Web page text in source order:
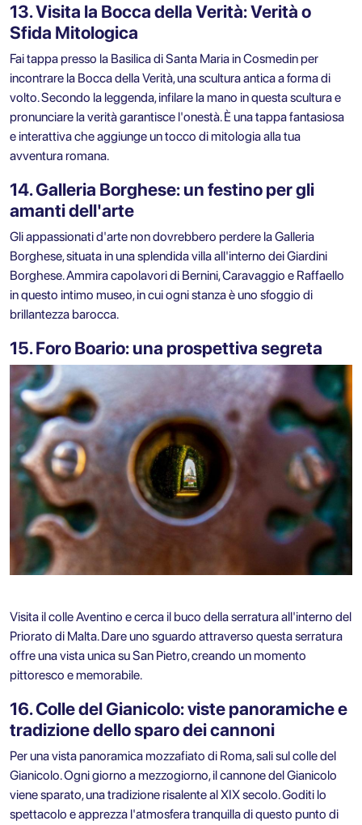
13. Visita la Bocca della Verità: Verità o
Sfida Mitologica
Fai tappa presso la Basilica di Santa Maria in Cosmedin per
incontrare la Bocca della Verità, una scultura antica a forma di
volto. Secondo la leggenda, infilare la mano in questa scultura e
pronunciare la verità garantisce l'onestà. È una tappa fantasiosa
e interattiva che aggiunge un tocco di mitologia alla tua
avventura romana.
14. Galleria Borghese: un festino per gli
amanti dell'arte
Gli appassionati d'arte non dovrebbero perdere la Galleria
Borghese, situata in una splendida villa all'interno dei Giardini
Borghese. Ammira capolavori di Bernini, Caravaggio e Raffaello
in questo intimo museo, in cui ogni stanza è uno sfoggio di
brillantezza barocca.
15. Foro Boario: una prospettiva segreta
Visita il colle Aventino e cerca il buco della serratura all'interno del
Priorato di Malta. Dare uno sguardo attraverso questa serratura
offre una vista unica su San Pietro, creando un momento
pittoresco e memorabile.
16. Colle del Gianicolo: viste panoramiche e
tradizione dello sparo dei cannoni
Per una vista panoramica mozzafiato di Roma, sali sul colle del
Gianicolo. Ogni giorno a mezzogiorno, il cannone del Gianicolo
viene sparato, una tradizione risalente al XIX secolo. Goditi lo
spettacolo e apprezza l'atmosfera tranquilla di questo punto di